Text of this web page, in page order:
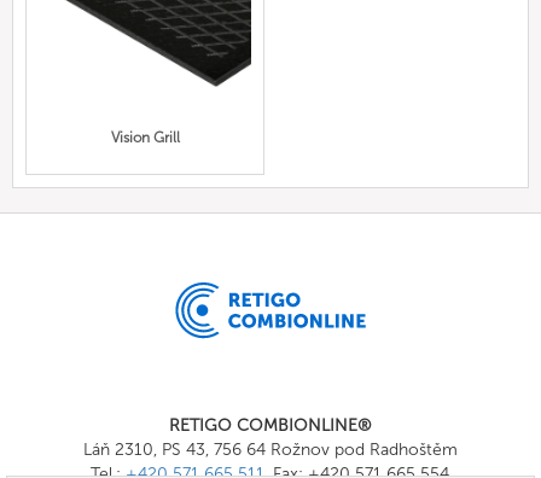
Vision Grill
RETIGO COMBIONLINE®
Láň 2310, PS 43, 756 64 Rožnov pod Radhoštěm
Tel.:+420 571 665 511, Fax: +420 571 665 554